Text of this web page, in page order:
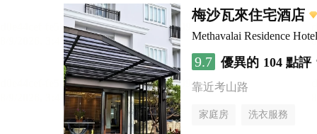
梅沙瓦來住宅酒店
Methavalai Residence Hotel
9.7 優異的 104 點評
靠近考山路
家庭房 洗衣服務